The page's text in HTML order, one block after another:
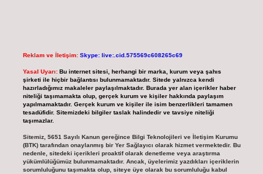
Reklam ve İletişim: Skype: live:.cid.575569c608265c69
Yasal Uyarı: Bu internet sitesi, herhangi bir marka, kurum veya şahıs
şirketi ile hiçbir bağlantısı bulunmamaktadır. Sitede yalnızca kendi
hazırladığımız makaleler paylaşılmaktadır. Burada yer alan içerikler haber
niteliği taşımamakta olup, gerçek kurum ve kişiler hakkında paylaşım
yapılmamaktadır. Gerçek kurum ve kişiler ile isim benzerlikleri tamamen
tesadüfidir. Sitemizdeki bilgiler taslak halindedir ve tavsiye niteliği
taşımazlar.
Sitemiz, 5651 Sayılı Kanun gereğince Bilgi Teknolojileri ve İletişim Kurumu
(BTK) tarafından onaylanmış bir Yer Sağlayıcı olarak hizmet vermektedir. Bu
nedenle, sitedeki içerikleri proaktif olarak denetleme veya araştırma
yükümlülüğümüz bulunmamaktadır. Ancak, üyelerimiz yazdıkları içeriklerin
sorumluluğunu taşımakta olup, siteye üye olarak bu sorumluluğu kabul